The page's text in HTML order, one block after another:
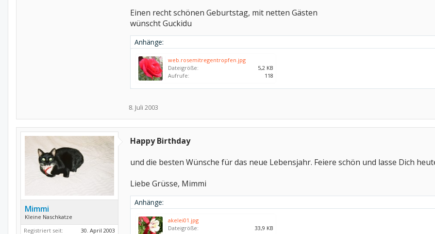
Einen recht schönen Geburtstag, mit netten Gästen
wünscht Guckidu
Anhänge:
web.rosemitregentropfen.jpg
Dateigröße:
5,2 KB
Aufrufe:
118
8. Juli 2003
Mimmi
Kleine Naschkatze
Registriert seit:
30. April 2003
Happy Birthday
und die besten Wünsche für das neue Lebensjahr. Feiere schön und lasse Dich
Liebe Grüsse, Mimmi
Anhänge:
akelei01.jpg
Dateigröße:
33,9 KB